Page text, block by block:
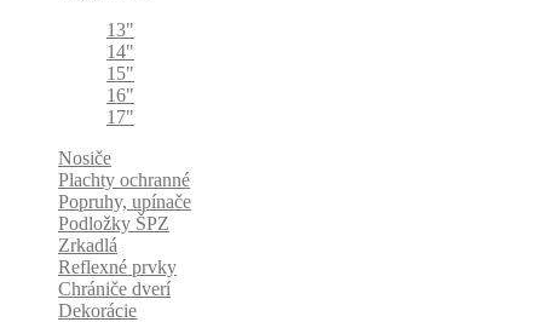
13"
14"
15"
16"
17"
Nosiče
Plachty ochranné
Popruhy, upínače
Podložky ŠPZ
Zrkadlá
Reflexné prvky
Chrániče dverí
Dekorácie